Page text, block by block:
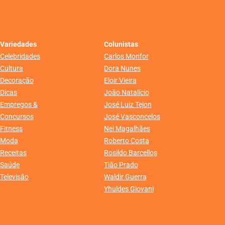
Variedades
Celebridades
Cultura
Decoração
Dicas
Empregos &
Concursos
Fitness
Moda
Receitas
Saúde
Televisão
Colunistas
Carlos Monfor
Dora Nunes
Eloir Vieira
João Natalício
José Luiz Tejon
José Vasconcelos
Nei Magalhães
Roberto Costa
Rosildo Barcellos
Tião Prado
Waldir Guerra
Yhuldes Giovani